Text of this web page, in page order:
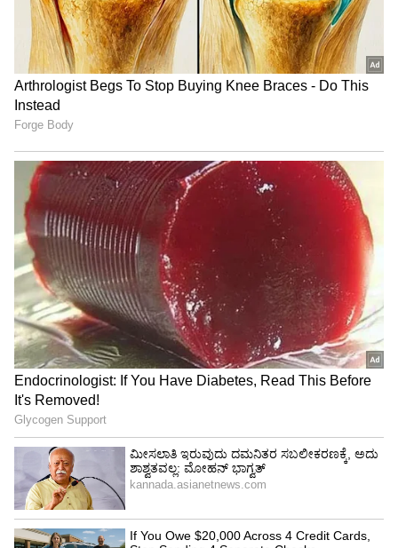
ದೇಹ ಬಣ್ಣ ಬಿಳಿ. ಅವನಿಗೆ ನಾಲ್ಕು ತೋಳುಗಳಿವೆ ಮತ್ತು ಎಲ್ಲಾ
ನಾಲ್ಕು ಕೈಗಳಲ್ಲಿ ಕ್ರಮವಾಗಿ ರುದ್ರಾಕ್ಷ, ಕಮಂಡಲ ಮತ್ತು ವರ
ಮುದ್ರೆಯ ಮಾಲೆ ಇದೆ. ಶುಕ್ರನು ಬಿಳಿ ಬಟ್ಟೆಯನ್ನು ಮಾತ್ರ
ಧರಿಸುತ್ತಾನೆ.
ಶನಿ(Saturn):
ಶನೈಶ್ಚರ ಅಂದರೆ ಶನಿಯ ಸೆಳವು ಇಂದ್ರ
ನೀಲಮಣಿಯಂತೆಯೇ ಇರುತ್ತದೆ. ಶನಿಯು ಕಾಗೆಯ ಮೇಲೆ
ಸವಾರಿ ಮಾಡುತ್ತಾನೆ. ಅವನಿಗೆ ನಾಲ್ಕು ತೋಳುಗಳಿವೆ ಮತ್ತು
ಅವನು ಎಲ್ಲ ನಾಲ್ಕು ಕೈಗಳಲ್ಲಿ ಕ್ರಮವಾಗಿ ಬಿಲ್ಲು, ಬಾಣ,